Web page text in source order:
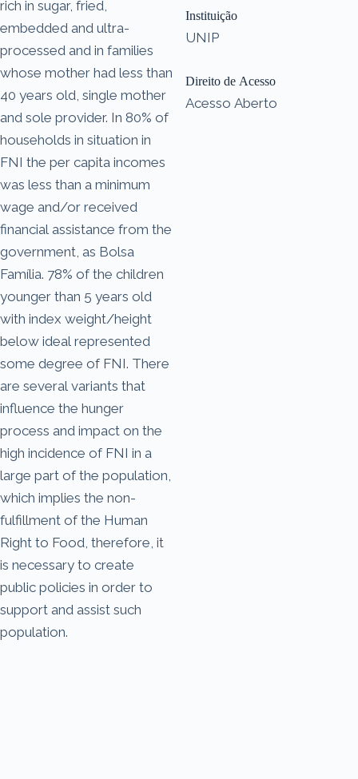
rich in sugar, fried,
embedded and ultra-
processed and in families
whose mother had less than
40 years old, single mother
and sole provider. In 80% of
households in situation in
FNI the per capita incomes
was less than a minimum
wage and/or received
financial assistance from the
government, as Bolsa
Família. 78% of the children
younger than 5 years old
with index weight/height
below ideal represented
some degree of FNI. There
are several variants that
influence the hunger
process and impact on the
high incidence of FNI in a
large part of the population,
which implies the non-
fulfillment of the Human
Right to Food, therefore, it
is necessary to create
public policies in order to
support and assist such
population.
Instituição
UNIP
Direito de Acesso
Acesso Aberto